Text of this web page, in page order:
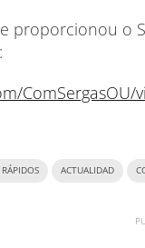
proporcionou o
ComSergasOU/
ACTUALIDAD